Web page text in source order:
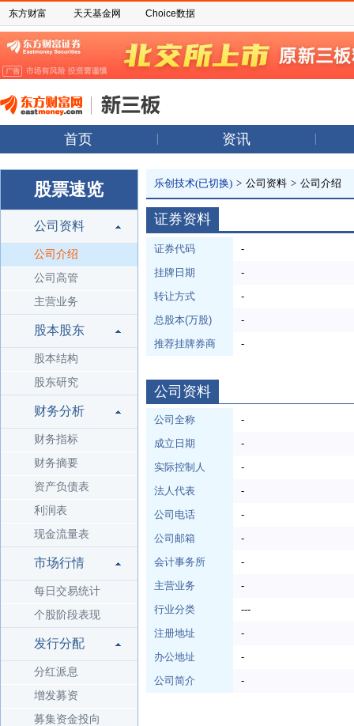
东方财富 天天基金网 Choice数据
首页 资讯
股票速览
公司资料
公司介绍
公司高管
主营业务
股本股东
股本结构
股东研究
财务分析
财务指标
财务摘要
资产负债表
利润表
现金流量表
市场行情
每日交易统计
个股阶段表现
发行分配
分红派息
增发募资
募集资金投向
乐创技术(已切换) > 公司资料 > 公司介绍
证券资料
证券代码
-
挂牌日期
-
转让方式
-
总股本(万股)
-
推荐挂牌券商
-
公司资料
公司全称
-
成立日期
-
实际控制人
-
法人代表
-
公司电话
-
公司邮箱
-
会计事务所
-
主营业务
-
行业分类
---
注册地址
-
办公地址
-
公司简介
-